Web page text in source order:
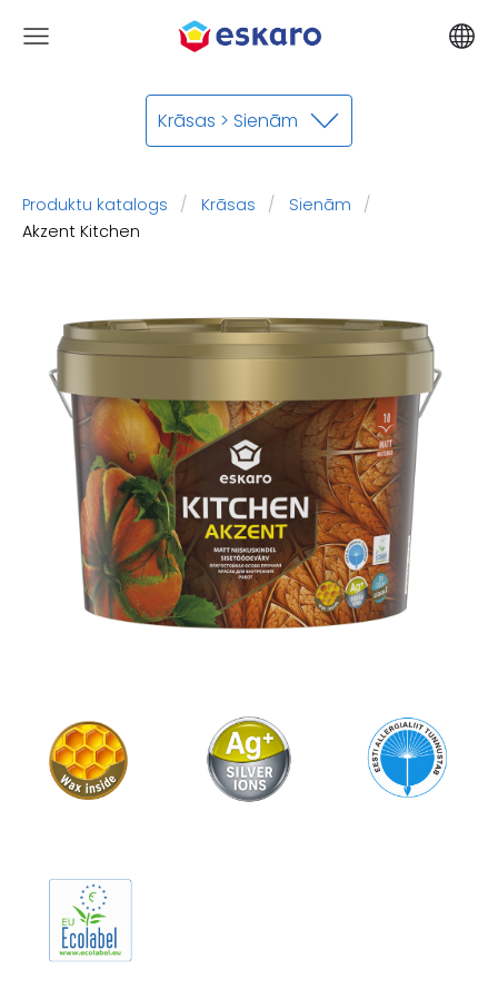
Krāsas > Sienām
Produktu katalogs Krāsas
Sienām
Akzent Kitchen